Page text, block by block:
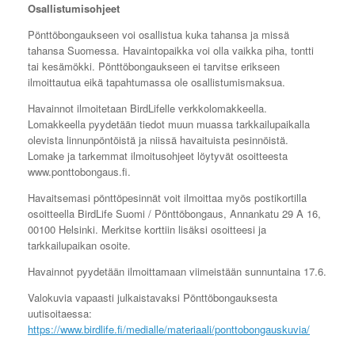
Osallistumisohjeet
Pönttöbongaukseen voi osallistua kuka tahansa ja missä
tahansa Suomessa. Havaintopaikka voi olla vaikka piha, tontti
tai kesämökki. Pönttöbongaukseen ei tarvitse erikseen
ilmoittautua eikä tapahtumassa ole osallistumismaksua.
Havainnot ilmoitetaan BirdLifelle verkkolomakkeella.
Lomakkeella pyydetään tiedot muun muassa tarkkailupaikalla
olevista linnunpöntöistä ja niissä havaituista pesinnöistä.
Lomake ja tarkemmat ilmoitusohjeet löytyvät osoitteesta
www.ponttobongaus.fi.
Havaitsemasi pönttöpesinnät voit ilmoittaa myös postikortilla
osoitteella BirdLife Suomi / Pönttöbongaus, Annankatu 29 A 16,
00100 Helsinki. Merkitse korttiin lisäksi osoitteesi ja
tarkkailupaikan osoite.
Havainnot pyydetään ilmoittamaan viimeistään sunnuntaina 17.6.
Valokuvia vapaasti julkaistavaksi Pönttöbongauksesta
uutisoitaessa:
https://www.birdlife.fi/medialle/materiaali/ponttobongauskuvia/